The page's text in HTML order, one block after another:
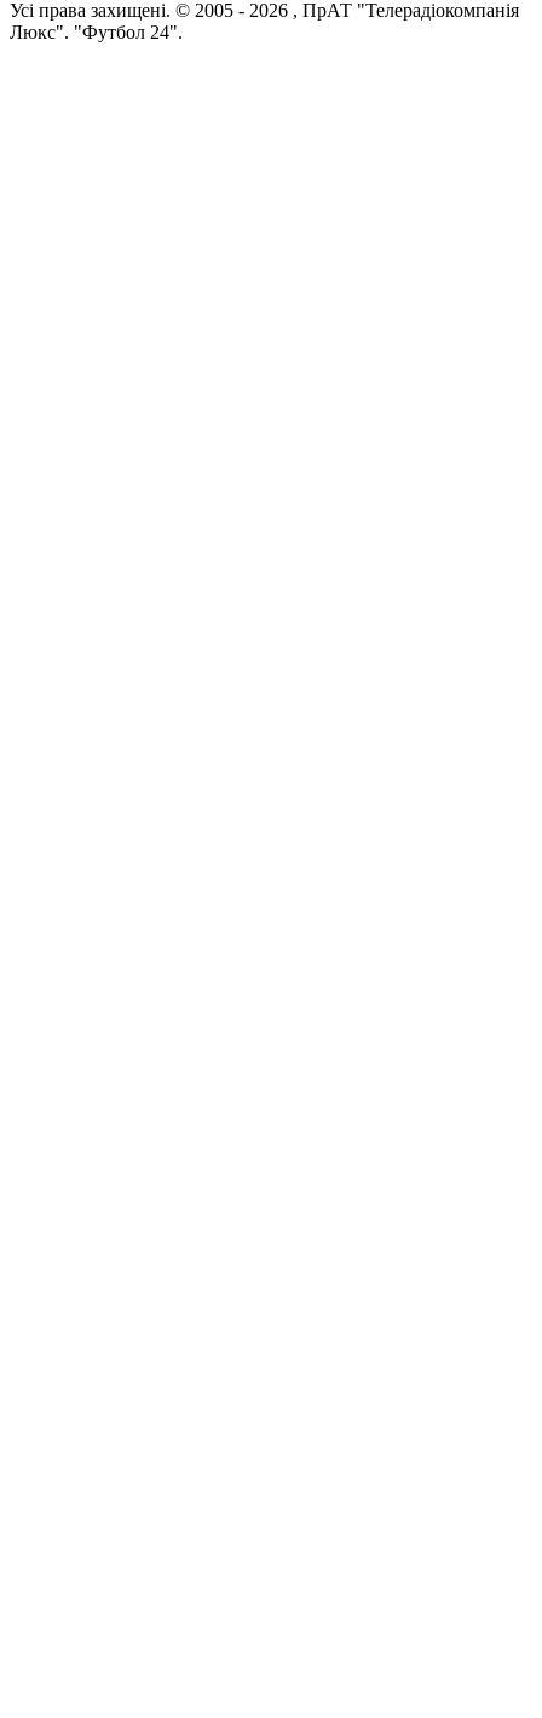
Усi права захищенi. © 2005 - 2026 , ПрАТ "Телерадіокомпанія
Люкс". "Футбол 24".